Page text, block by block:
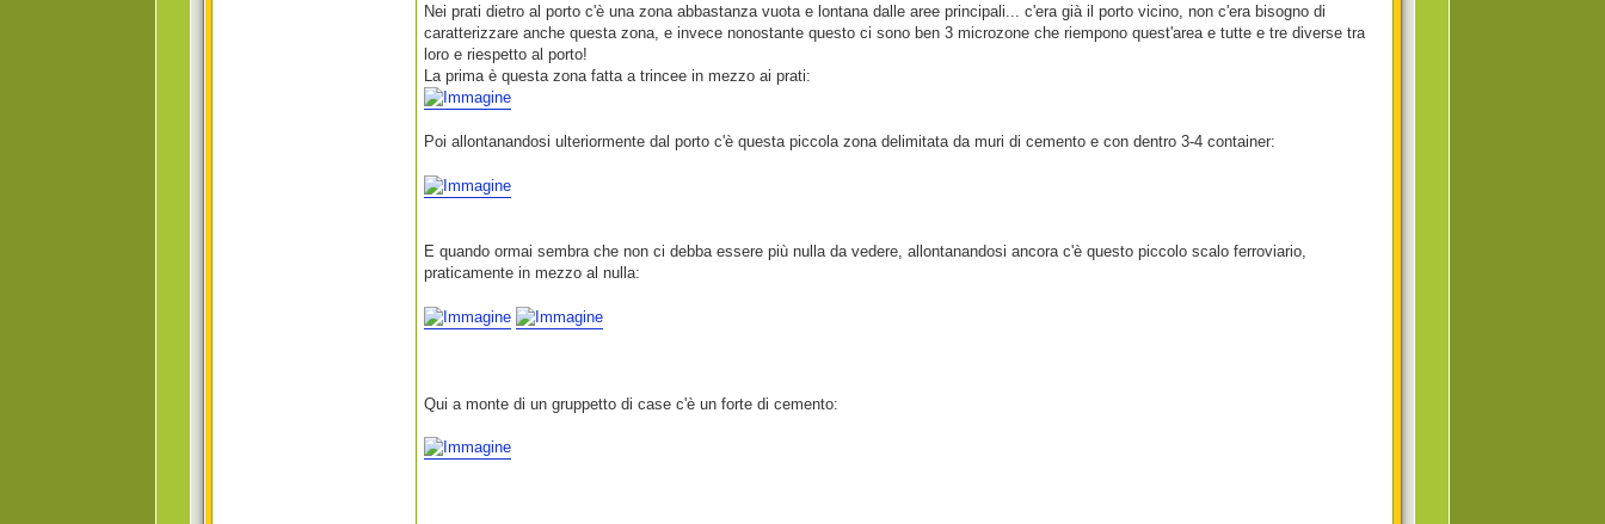
Nei prati dietro al porto c'è una zona abbastanza vuota e lontana dalle aree principali... c'era già il porto vicino, non c'era bisogno di
caratterizzare anche questa zona, e invece nonostante questo ci sono ben 3 microzone che riempono quest'area e tutte e tre diverse tra
loro e riespetto al porto!
La prima è questa zona fatta a trincee in mezzo ai prati:
Poi allontanandosi ulteriormente dal porto c'è questa piccola zona delimitata da muri di cemento e con dentro 3-4 container:
E quando ormai sembra che non ci debba essere più nulla da vedere, allontanandosi ancora c'è questo piccolo scalo ferroviario,
praticamente in mezzo al nulla:
Qui a monte di un gruppetto di case c'è un forte di cemento: